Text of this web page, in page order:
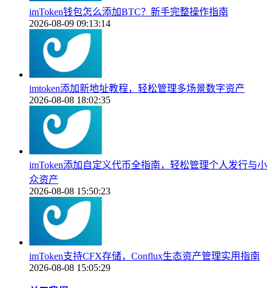
imToken钱包怎么添加BTC？新手完整操作指南
2026-08-09 09:13:14
imtoken添加新地址教程，轻松管理多场景数字资产
2026-08-08 18:02:35
imToken添加自定义代币全指南，轻松管理个人发行与小
众资产
2026-08-08 15:50:23
imToken支持CFX存储，Conflux生态资产管理实用指南
2026-08-08 15:05:29